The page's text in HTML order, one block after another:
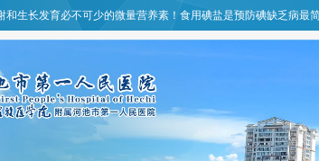
和生长发育必不可少的微量营养素！食用碘盐是预防碘缺乏病最